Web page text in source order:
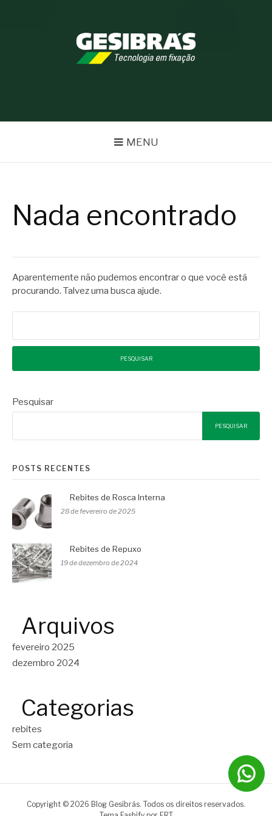
MENU
Nada encontrado
Aparentemente não pudemos encontrar o que você está
procurando. Talvez uma busca ajude.
Pesquisar
PESQUISAR
POSTS RECENTES
Rebites de Rosca Interna
28 de fevereiro de 2025
Rebites de Repuxo
19 de dezembro de 2024
Arquivos
fevereiro 2025
dezembro 2024
Categorias
rebites
Sem categoria
Copyright © 2026 Blog Gesibrás. Todos os direitos reservados.